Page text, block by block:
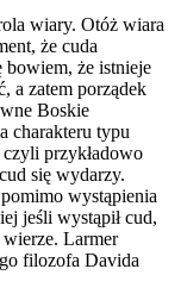
wiary. Otóż wiara
że cuda
bowiem, że istnieje
a zatem porządek
Boskie
charakteru typu
czyli przykładowo
się wydarzy.
wystąpienia
jeśli wystąpił cud,
Larmer
filozofa Davida